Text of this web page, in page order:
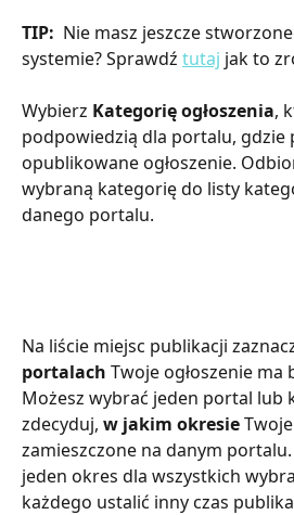
TIP: Nie masz jeszcze
systemie? Sprawdź tutaj jak to
Wybierz Kategorię ogłoszenia,
podpowiedzią dla portalu, gdzie
opublikowane ogłoszenie.
wybraną kategorię do listy
danego portalu.
Na liście miejsc publikacji
portalach Twoje ogłoszenie
Możesz wybrać jeden portal lub
zdecyduj, w jakim okresie
zamieszczone na danym
jeden okres dla wszystkich
każdego ustalić inny czas